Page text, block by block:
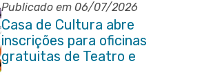
Publicado em 06/07/2026
Casa de Cultura abre
inscrições para oficinas
gratuitas de Teatro e
Capoeira